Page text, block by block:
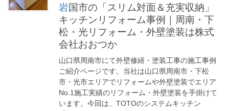
岩国市の「スリム対面＆充実収納」
キッチンリフォーム事例｜周南・下
松・光リフォーム・外壁塗装は株式
会社おおつか
山口県周南市にて外壁修繕・塗装工事の施工事例
ご紹介ページです。当社は山口県周南市・下松
市・光市エリアでリフォームや外壁塗装でエリア
No.1施工実績のリフォーム・外壁塗装を手掛けて
います。今回は、TOTOのシステムキッチン